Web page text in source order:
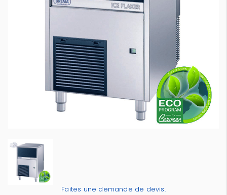
Faites une demande de devis.